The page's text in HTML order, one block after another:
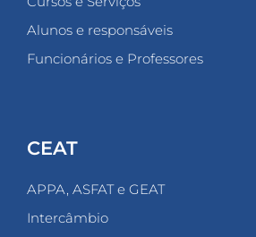
Alunos e responsáveis
Funcionários e Professores
CEAT
APPA, ASFAT e GEAT
Intercâmbio